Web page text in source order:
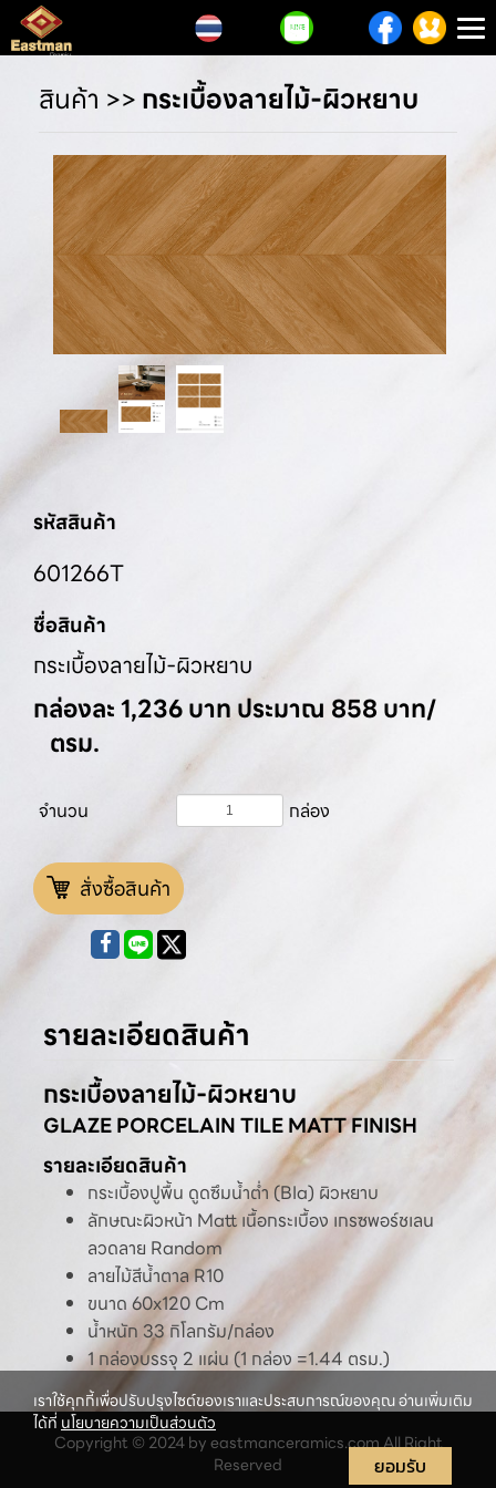
สินค้า >>กระเบื้องลายไม้-ผิวหยาบ
รหัสสินค้า
601266T
ชื่อสินค้า
กระเบื้องลายไม้-ผิวหยาบ
กล่องละ 1,236 บาท ประมาณ 858 บาท/
ตรม.
จำนวน กล่อง
สั่งซื้อสินค้า
รายละเอียดสินค้า
กระเบื้องลายไม้-ผิวหยาบ
GLAZE PORCELAIN TILE MATT FINISH
รายละเอียดสินค้า
กระเบื้องปูพื้น ดูดซึมน้ำต่ำ (BIa) ผิวหยาบ
ลักษณะผิวหน้า Matt เนื้อกระเบื้อง เกรซพอร์ชเลน
ลวดลาย Random
ลายไม้สีน้ำตาล R10
ขนาด 60x120 Cm
น้ำหนัก 33 กิโลกรัม/กล่อง
1 กล่องบรรจุ 2 แผ่น (1 กล่อง =1.44 ตรม.)
Copyright © 2024 by eastmanceramics.com All Right
Reserved
เราใช้คุกกี้เพื่อปรับปรุงไซต์ของเราและประสบการณ์ของคุณ อ่านเพิ่มเติม
ได้ที่ นโยบายความเป็นส่วนตัว
ยอมรับ